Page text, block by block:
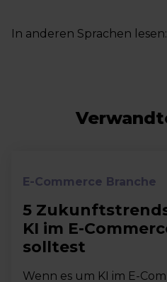
In anderen Sprachen lesen:
E-Commerce Branche
5
KI im E-
solltest
Wenn es um KI im E-